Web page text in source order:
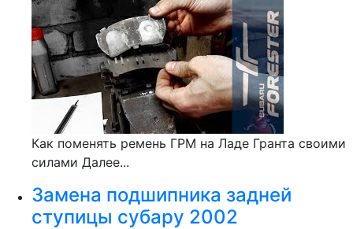
Как поменять ремень ГРМ на Ладе Гранта своими
силами Далее...
Замена подшипника задней
ступицы субару 2002